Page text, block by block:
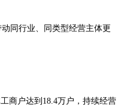
同行业、同类型经营主体更
商户达到18.4万户，持续经营